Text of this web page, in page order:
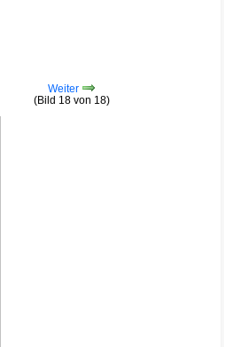
Weiter
(Bild 18 von 18)